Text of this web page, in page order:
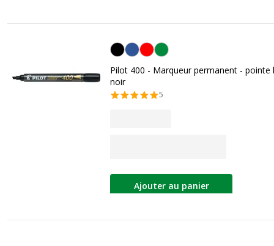
Noir
Pilot 400 - Marqueur permanent - pointe
noir
5
Ajouter au panier